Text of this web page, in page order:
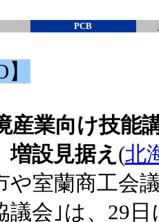
PCB
産業向け技能
増設見据え (北
室蘭商工会
議会｣は、29